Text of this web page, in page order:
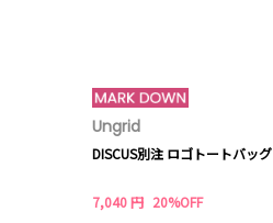
Ungrid
DISCUS別注 ロゴトートバッグ
7,040 円 20%OFF